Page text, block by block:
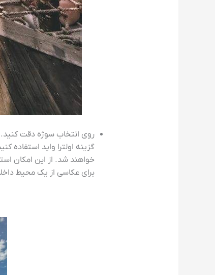
روی انتخاب سوژه دقت کنید.
گزینه اولترا واید
خواهند شد. از این امکان
برای عکاسی از یک محیط